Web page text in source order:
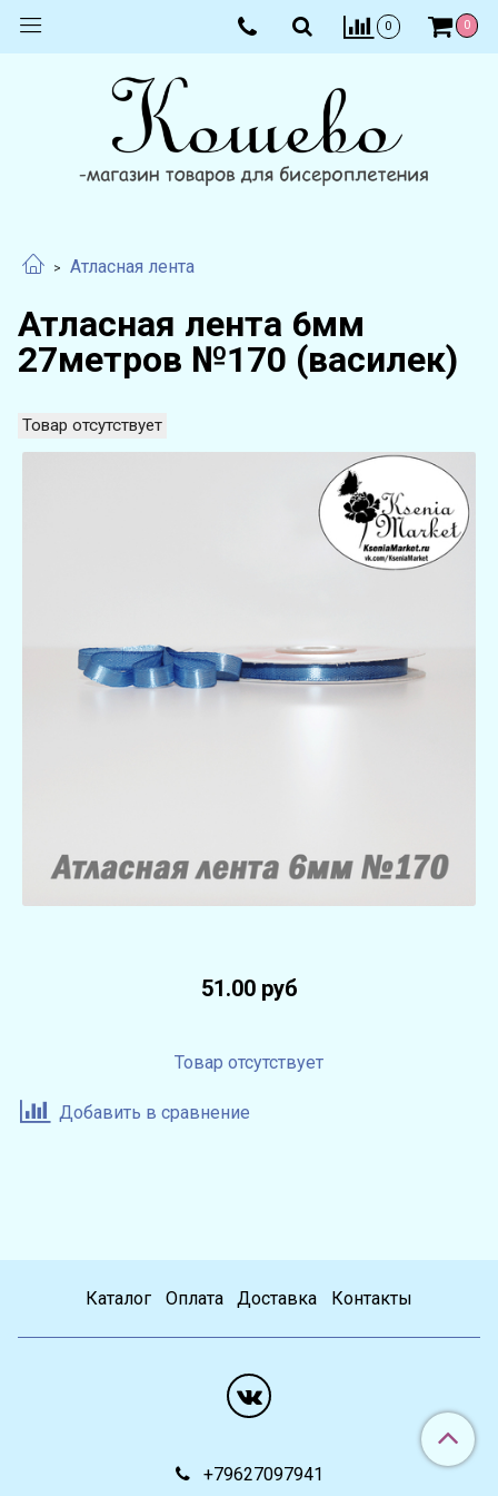
0 0
Атласная лента
Атласная лента 6мм
27метров №170 (василек)
Товар отсутствует
51.00 руб
Товар отсутствует
Добавить в сравнение
Каталог Оплата Доставка Контакты
+79627097941